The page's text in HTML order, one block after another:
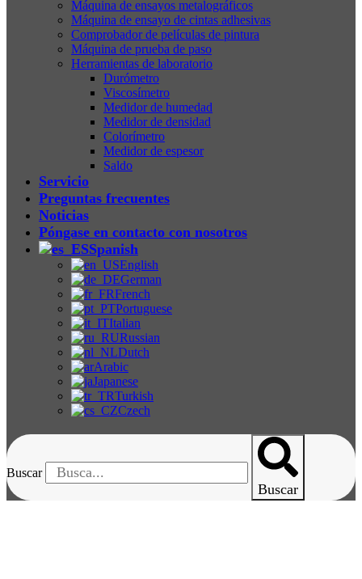
Máquina de ensayos metalográficos
Máquina de ensayo de cintas adhesivas
Comprobador de películas de pintura
Máquina de prueba de paso
Herramientas de laboratorio
Durómetro
Viscosímetro
Medidor de humedad
Medidor de densidad
Colorímetro
Medidor de espesor
Saldo
Servicio
Preguntas frecuentes
Noticias
Póngase en contacto con nosotros
Spanish
English
German
French
Portuguese
Italian
Russian
Dutch
Arabic
Japanese
Turkish
Czech
Buscar
Buscar